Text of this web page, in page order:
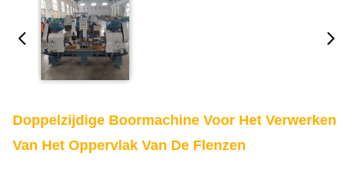
Doppelzijdige Boormachine Voor Het Verwerken
Van Het Oppervlak Van De Flenzen